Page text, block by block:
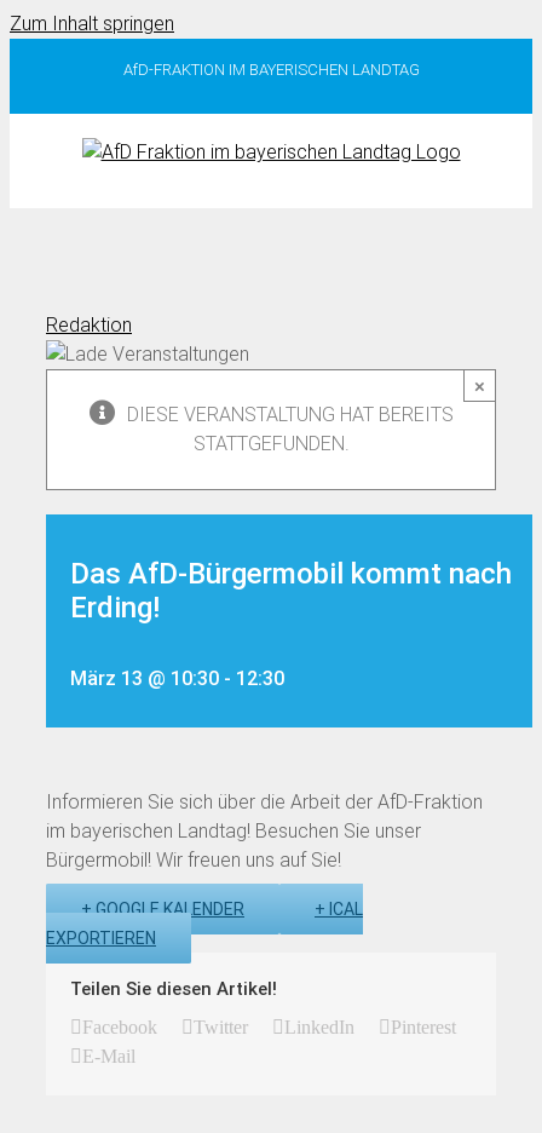
Zum Inhalt springen
AfD-FRAKTION IM BAYERISCHEN LANDTAG
Redaktion
×
DIESE VERANSTALTUNG HAT BEREITS
STATTGEFUNDEN.
Das AfD-Bürgermobil kommt nach
Erding!
März 13 @ 10:30 - 12:30
Informieren Sie sich über die Arbeit der AfD-Fraktion
im bayerischen Landtag! Besuchen Sie unser
Bürgermobil! Wir freuen uns auf Sie!
+ GOOGLE KALENDER
+ ICAL
EXPORTIEREN
Teilen Sie diesen Artikel!
Facebook Twitter LinkedIn
Pinterest
E-Mail